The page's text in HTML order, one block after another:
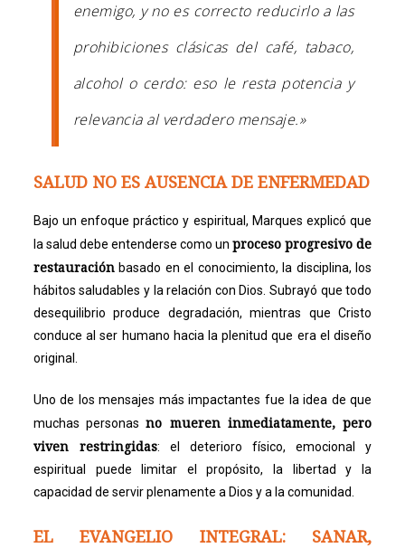
enemigo, y no es correcto reducirlo a las
prohibiciones clásicas del café, tabaco,
alcohol o cerdo: eso le resta potencia y
relevancia al verdadero mensaje.»
SALUD NO ES AUSENCIA DE ENFERMEDAD
Bajo un enfoque práctico y espiritual, Marques explicó que
la salud debe entenderse como unproceso progresivo de
restauraciónbasado en el conocimiento, la disciplina, los
hábitos saludables y la relación con Dios. Subrayó que todo
desequilibrio produce degradación, mientras que Cristo
conduce al ser humano hacia la plenitud que era el diseño
original.
Uno de los mensajes más impactantes fue la idea de que
muchas personasno mueren inmediatamente, pero
viven restringidas: el deterioro físico, emocional y
espiritual puede limitar el propósito, la libertad y la
capacidad de servir plenamente a Dios y a la comunidad.
EL EVANGELIO INTEGRAL: SANAR,